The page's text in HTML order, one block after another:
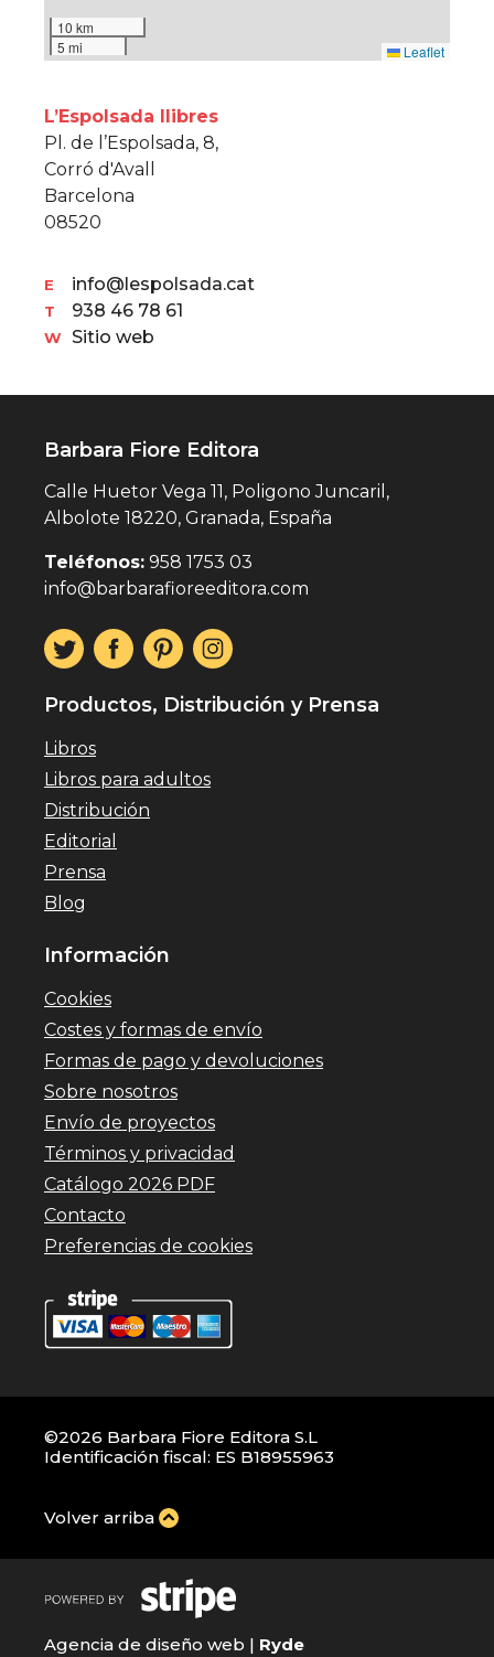
10 km
5 mi
Leaflet
L’Espolsada llibres
Pl. de l’Espolsada, 8,
Corró d'Avall
Barcelona
08520
E info@lespolsada.cat
T 938 46 78 61
W Sitio web
Barbara Fiore Editora
Calle Huetor Vega 11, Poligono Juncaril,
Albolote 18220, Granada, España
Teléfonos: 958 1753 03
info@barbarafioreeditora.com
Productos, Distribución y Prensa
Libros
Libros para adultos
Distribución
Editorial
Prensa
Blog
Información
Cookies
Costes y formas de envío
Formas de pago y devoluciones
Sobre nosotros
Envío de proyectos
Términos y privacidad
Catálogo 2026 PDF
Contacto
Preferencias de cookies
©2026 Barbara Fiore Editora S.L
Identificación fiscal: ES B18955963
Volver arriba
Agencia de diseño web | Ryde